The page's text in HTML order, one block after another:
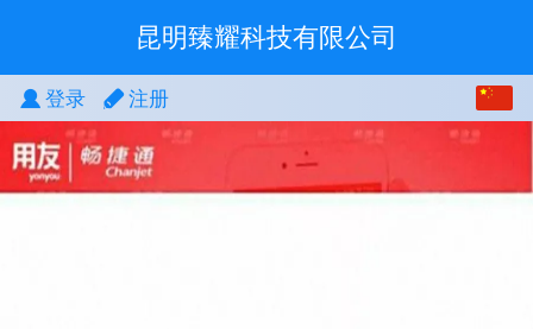
昆明臻耀科技有限公司
登录 注册